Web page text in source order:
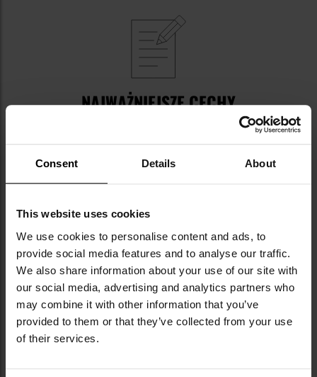
Consent Details About
This website uses cookies
We use cookies to personalise content and ads, to
provide social media features and to analyse our traffic.
We also share information about your use of our site with
our social media, advertising and analytics partners who
may combine it with other information that you’ve
provided to them or that they’ve collected from your use
of their services.
NAJWAŻNIEJSZE CECHY
wodoodporność
antypoślizgowa podeszwa
wyraźnie zaznaczony bieżnik
pojemna kieszeń
DANE TECHNICZNE